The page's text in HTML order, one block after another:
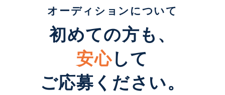
オーディションについて
初めての方も、
安心して
ご応募ください。